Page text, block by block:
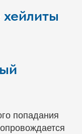
попадания